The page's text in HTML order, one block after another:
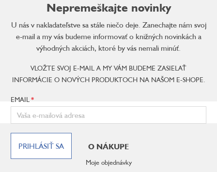
Nepremeškajte novinky
U nás v nakladateľstve sa stále niečo deje. Zanechajte nám svoj
e-mail a my vás budeme informovať o knižných novinkách a
výhodných akciách, ktoré by vás nemali minúť.
VLOŽTE SVOJ E-MAIL A MY VÁM BUDEME ZASIELAŤ
INFORMÁCIE O NOVÝCH PRODUKTOCH NA NAŠOM E-SHOPE.
EMAIL
PRIHLÁSIŤ SA O NÁKUPE
Moje objednávky